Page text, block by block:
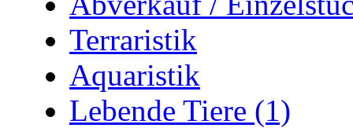
Terraristik
Aquaristik
Lebende Tiere (1)